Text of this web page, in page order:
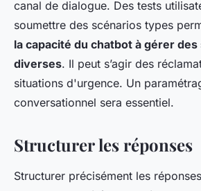
canal de dialogue. Des tests
soumettre des scénarios types
la capacité du chatbot à gérer
diverses. Il peut s’agir des
situations d'urgence. Un
conversationnel sera essentiel.
Structurer les réponses
Structurer précisément les